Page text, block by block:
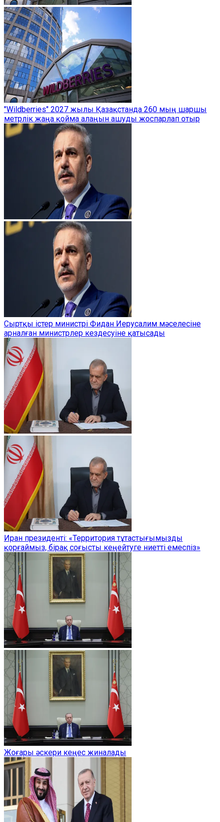
"Wildberries" 2027 жылы Қазақстанда 260 мың шаршы
метрлік жаңа қойма алаңын ашуды жоспарлап отыр
Сыртқы істер министрі Фидан Иерусалим мәселесіне
арналған министрлер кездесуіне қатысады
Иран президенті: «Территория тұтастығымызды
қорғаймыз, бірақ соғысты кеңейтуге ниетті емеспіз»
Жоғары әскери кеңес жиналады